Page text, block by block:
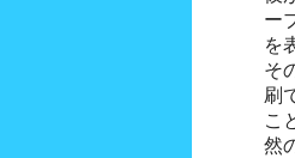
ー
を
そ
刷
こ
然